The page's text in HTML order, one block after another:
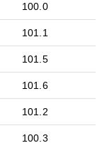
100.0
101.1
101.5
101.6
101.2
100.3